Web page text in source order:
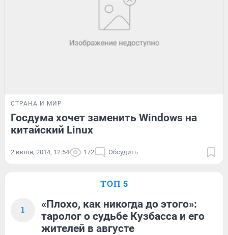
СТРАНА И МИР
Госдума хочет заменить Windows на
китайский Linux
2 июля, 2014, 12:54 172 Обсудить
ТОП 5
1
«Плохо, как никогда до этого»:
таролог о судьбе Кузбасса и его
жителей в августе